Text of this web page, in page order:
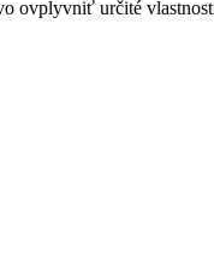
ovplyvniť určité